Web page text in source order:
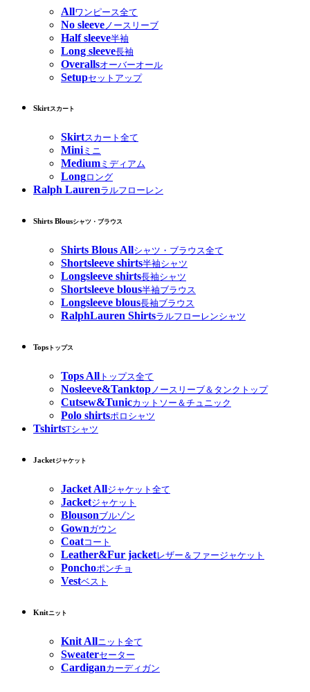
Allワンピース全て
No sleeve ノースリーブ
Half sleeve半袖
Long sleeve長袖
Overallsオーバーオール
Setupセットアップ
Skirtスカート
Skirtスカート全て
Miniミニ
Medium ミディアム
Longロング
Ralph Laurenラルフローレン
Shirts Blousシャツ・ブラウス
Shirts Blous Allシャツ・ブラウス全て
Shortsleeve shirts半袖シャツ
Longsleeve shirts長袖シャツ
Shortsleeve blous半袖ブラウス
Longsleeve blous長袖ブラウス
RalphLauren Shirtsラルフローレンシャツ
Tops トップス
Tops All トップス全て
Nosleeve&Tanktopノースリーブ＆タンクトップ
Cutsew&Tunicカットソー＆チュニック
Polo shirtsポロシャツ
TshirtsTシャツ
Jacketジャケット
Jacket Allジャケット全て
Jacketジャケット
Blousonブルゾン
Gownガウン
Coatコート
Leather&Fur jacketレザー＆ファージャケット
Ponchoポンチョ
Vestベスト
Knitニット
Knit Allニット全て
Sweaterセーター
Cardiganカーディガン